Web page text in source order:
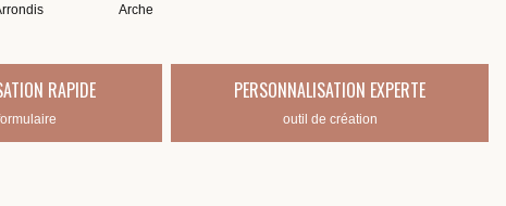
Arche
RAPIDE PERSONNALISATION EXPERTE
outil de création